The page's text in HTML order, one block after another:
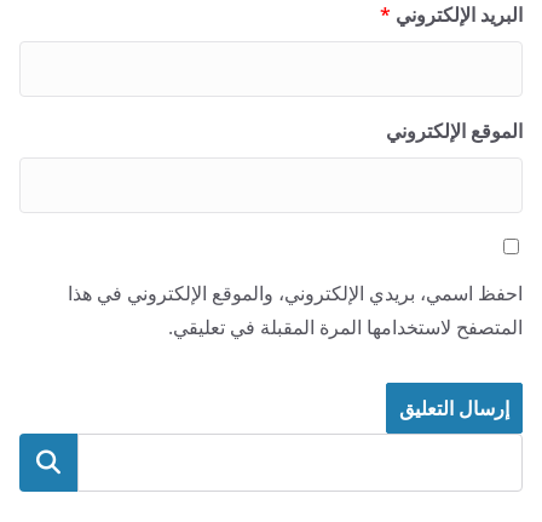
البريد الإلكتروني *
الموقع الإلكتروني
احفظ اسمي، بريدي الإلكتروني، والموقع الإلكتروني في هذا
المتصفح لاستخدامها المرة المقبلة في تعليقي.
البحث